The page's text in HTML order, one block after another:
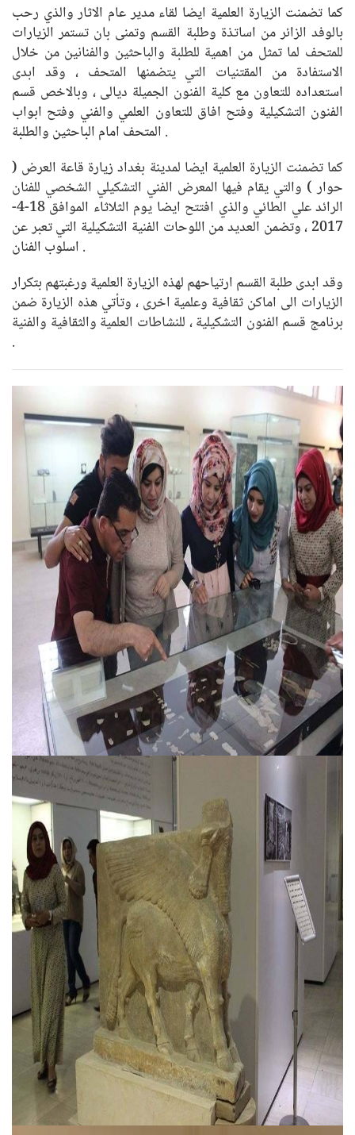
كما تضمنت الزيارة العلمية ايضا لقاء مدير عام الاثار والذي رحب
بالوفد الزائر من اساتذة وطلبة القسم وتمنى بان تستمر الزيارات
للمتحف لما تمثل من اهمية للطلبة والباحثين والفنانين من خلال
الاستفادة من المقتنيات التي يتضمنها المتحف ، وقد ابدى
استعداده للتعاون مع كلية الفنون الجميلة ديالى ، وبالاخص قسم
الفنون التشكيلية وفتح افاق للتعاون العلمي والفني وفتح ابواب
المتحف امام الباحثين والطلبة .
كما تضمنت الزيارة العلمية ايضا لمدينة بغداد زيارة قاعة العرض (
حوار ) والتي يقام فيها المعرض الفني التشكيلي الشخصي للفنان
الرائد علي الطائي والذي افتتح ايضا يوم الثلاثاء الموافق 18-4-
2017 ، وتضمن العديد من اللوحات الفنية التشكيلية التي تعبر عن
اسلوب الفنان .
وقد ابدى طلبة القسم ارتياحهم لهذه الزيارة العلمية ورغبتهم بتكرار
الزيارات الى اماكن ثقافية وعلمية اخرى ، وتأتي هذه الزيارة ضمن
برنامج قسم الفنون التشكيلية ، للنشاطات العلمية والثقافية والفنية
.